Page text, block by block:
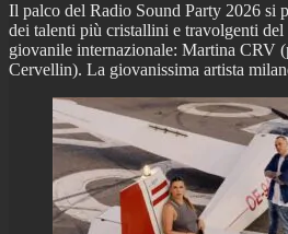
Il palco del Radio Sound Party 2026 si
dei talenti più cristallini e travolgenti del
giovanile internazionale: Martina CRV
Cervellin). La giovanissima artista